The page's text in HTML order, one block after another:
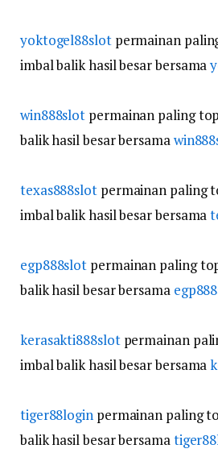
yoktogel88slotpermainan
imbal balik hasil besar bersama
win888slot permainan paling
balik hasil besar bersama
texas888slotpermainan paling
imbal balik hasil besar bersama
egp888slot permainan paling
balik hasil besar bersama
kerasakti888slotpermainan
imbal balik hasil besar bersama
tiger88loginpermainan paling
balik hasil besar bersama